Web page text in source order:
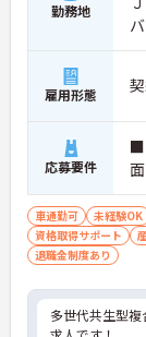
勤務地
雇用形態
応募要件
■
車通勤可 未経験OK
資格取得サポート
退職金制度あり
多世代共生型